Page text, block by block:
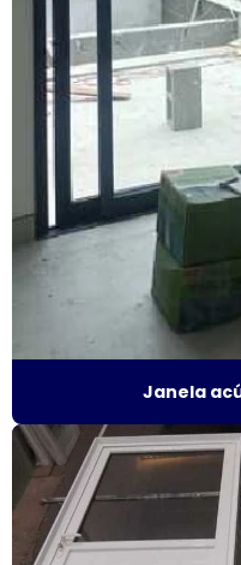
Fabricante de esquadrias
Fabricante esquadrias
Fabricante de janela
Fabricante de janela de
Fabricante de janela anti
Fabricante de janela
Fabricante de janela
Fabricante de janela
Fabricante de janela
Janela